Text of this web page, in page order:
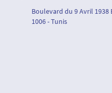
Boulevard du 9 Avril 1938
1006 - Tunis